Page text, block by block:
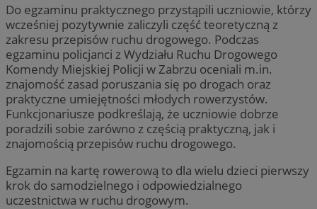
Do egzaminu praktycznego przystąpili uczniowie, którzy
wcześniej pozytywnie zaliczyli część teoretyczną z
zakresu przepisów ruchu drogowego. Podczas
egzaminu policjanci z Wydziału Ruchu Drogowego
Komendy Miejskiej Policji w Zabrzu oceniali m.in.
znajomość zasad poruszania się po drogach oraz
praktyczne umiejętności młodych rowerzystów.
Funkcjonariusze podkreślają, że uczniowie dobrze
poradzili sobie zarówno z częścią praktyczną, jak i
znajomością przepisów ruchu drogowego.
Egzamin na kartę rowerową to dla wielu dzieci pierwszy
krok do samodzielnego i odpowiedzialnego
uczestnictwa w ruchu drogowym.